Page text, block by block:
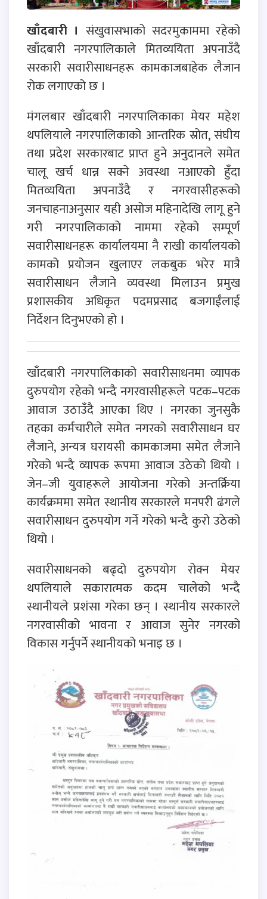
खाँदबारी । संखुवासभाको सदरमुकाममा रहेको
खाँदबारी नगरपालिकाले मितव्ययिता अपनाउँदै
सरकारी सवारीसाधनहरू कामकाजबाहेक लैजान
रोक लगाएको छ ।
मंगलबार खाँदबारी नगरपालिकाका मेयर महेश
थपलियाले नगरपालिकाको आन्तरिक स्रोत, संघीय
तथा प्रदेश सरकारबाट प्राप्त हुने अनुदानले समेत
चालू खर्च धान्न सक्ने अवस्था नआएको हुँदा
मितव्ययिता अपनाउँदै र नगरवासीहरूको
जनचाहनाअनुसार यही असोज महिनादेखि लागू हुने
गरी नगरपालिकाको नाममा रहेको सम्पूर्ण
सवारीसाधनहरू कार्यालयमा नै राखी कार्यालयको
कामको प्रयोजन खुलाएर लकबुक भरेर मात्रै
सवारीसाधन लैजाने व्यवस्था मिलाउन प्रमुख
प्रशासकीय अधिकृत पदमप्रसाद बजगाईंलाई
निर्देशन दिनुभएको हो ।
खाँदबारी नगरपालिकाको सवारीसाधनमा व्यापक
दुरुपयोग रहेको भन्दै नगरवासीहरूले पटक–पटक
आवाज उठाउँदै आएका थिए । नगरका जुनसुकै
तहका कर्मचारीले समेत नगरको सवारीसाधन घर
लैजाने, अन्यत्र घरायसी कामकाजमा समेत लैजाने
गरेको भन्दै व्यापक रूपमा आवाज उठेको थियो ।
जेन–जी युवाहरूले आयोजना गरेको अन्तर्क्रिया
कार्यक्रममा समेत स्थानीय सरकारले मनपरी ढंगले
सवारीसाधन दुरुपयोग गर्ने गरेको भन्दै कुरो उठेको
थियो ।
सवारीसाधनको बढ्दो दुरुपयोग रोक्न मेयर
थपलियाले सकारात्मक कदम चालेको भन्दै
स्थानीयले प्रशंसा गरेका छन् । स्थानीय सरकारले
नगरवासीको भावना र आवाज सुनेर नगरको
विकास गर्नुपर्ने स्थानीयको भनाइ छ ।